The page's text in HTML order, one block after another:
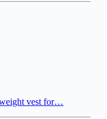
vest for…